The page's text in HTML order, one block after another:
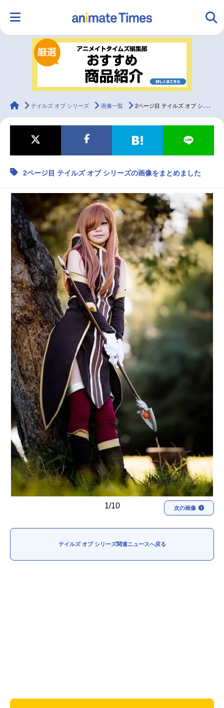
ランキング アニメ
ラジオ みんなの声
マンガ・ラノベ ゲーム・アプリ 音楽 コスプレ
配信・Vtuber トレンド 無料マンガ
最新記事一覧
アニメ記事一覧 声優記事一覧
アニメ映画一覧 実写化映画一覧
今期アニメ曜日別一覧
春アニメ 夏アニメ
秋アニメ
男性声優/女性声優一覧
FOLLOW US
animateTimes
テイルズ オブ シリーズ 画像一覧 2ページ目 テイルズ オブ シリーズの画像をまとめました
2ページ目 テイルズ オブ シリーズの画像をまとめました
1/10 次の画像
テイルズ オブ シリーズ関連ニュースへ戻る